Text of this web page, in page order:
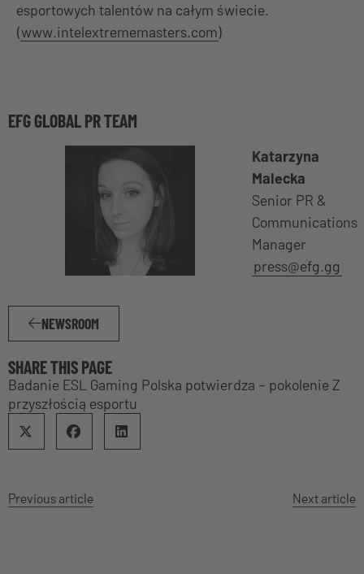
esportowych talentów na całym świecie.
(www.intelextrememasters.com)
EFG GLOBAL PR TEAM
Katarzyna
Malecka
Senior PR &
Communications
Manager
press@efg.gg
NEWSROOM
SHARE THIS PAGE
Badanie ESL Gaming Polska potwierdza – pokolenie Z
przyszłością esportu
Previous article Next article